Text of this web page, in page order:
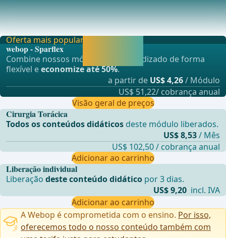
Arritmia cardíaca (35-45%)Devido ao aumento da pressão
no átrio direito com subsequente alongamento
Liberação individual
Liberaçãodeste conteúdo didático por 3 dias.
US$ 9,20 incl. IVA
Adicionar ao carrinho
Oferta mais popular
webop - Sparflex
Combine nossos módulos de aprendizado de forma
flexível eeconomize até 50%.
a partir de US$ 4,26/ Módulo
US$ 51,22/ cobrança anual
Visão geral de preços
Cirurgia Torácica
Todos os conteúdos didáticos deste módulo liberados.
US$ 8,53/ Mês
US$ 102,50 / cobrança anual
Adicionar ao carrinho
A Webop é comprometida com o ensino. Por isso,
oferecemos todo o nosso conteúdo também com